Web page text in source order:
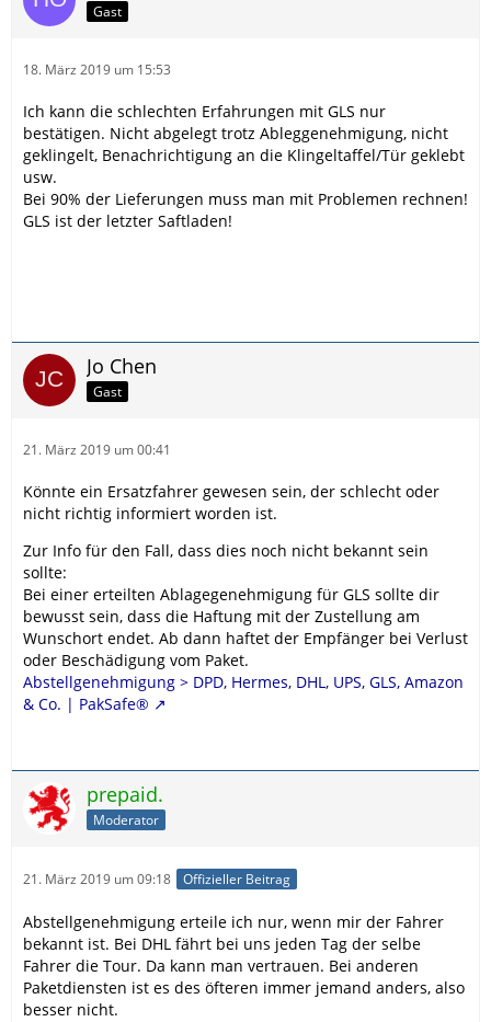
Gast
18. März 2019 um 15:53
Ich kann die schlechten Erfahrungen mit GLS nur
bestätigen. Nicht abgelegt trotz Ableggenehmigung, nicht
geklingelt, Benachrichtigung an die Klingeltaffel/Tür geklebt
usw.
Bei 90% der Lieferungen muss man mit Problemen rechnen!
GLS ist der letzter Saftladen!
Jo Chen
Gast
21. März 2019 um 00:41
Könnte ein Ersatzfahrer gewesen sein, der schlecht oder
nicht richtig informiert worden ist.
Zur Info für den Fall, dass dies noch nicht bekannt sein
sollte:
Bei einer erteilten Ablagegenehmigung für GLS sollte dir
bewusst sein, dass die Haftung mit der Zustellung am
Wunschort endet. Ab dann haftet der Empfänger bei Verlust
oder Beschädigung vom Paket.
Abstellgenehmigung > DPD, Hermes, DHL, UPS, GLS, Amazon
& Co. | PakSafe®
prepaid.
Moderator
21. März 2019 um 09:18 Offizieller Beitrag
Abstellgenehmigung erteile ich nur, wenn mir der Fahrer
bekannt ist. Bei DHL fährt bei uns jeden Tag der selbe
Fahrer die Tour. Da kann man vertrauen. Bei anderen
Paketdiensten ist es des öfteren immer jemand anders, also
besser nicht.